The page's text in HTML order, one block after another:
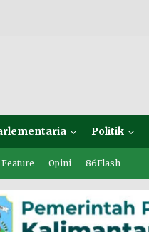
Politik
Feature Opini 86Flash